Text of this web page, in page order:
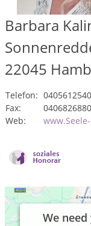
Barbara
22045
Telefon:
Fax:
Web:
We